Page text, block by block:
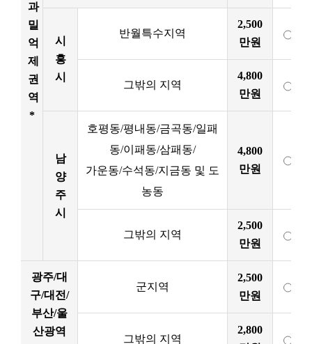
과
밀
억
제
권
역
*
시
흥
시
반월특수지역
2,500
만원
그밖의 지역
4,800
만원
남
양
주
시
호평동/평내동/금곡동/일패
동/이패동/삼패동/
가운동/수석동/지금동 및 도
농동
4,800
만원
그밖의 지역
2,500
만원
광주/대
구/대전/
부산/울
산광역
군지역
2,500
만원
그밖의 지역
2,800